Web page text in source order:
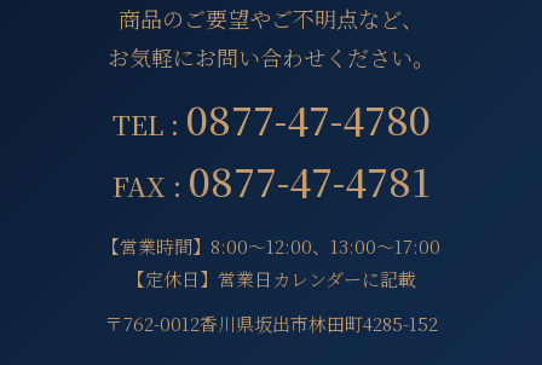
商品のご要望やご不明点など、
お気軽にお問い合わせください。
TEL : 0877-47-4780
FAX : 0877-47-4781
【営業時間】8:00～12:00、13:00～17:00
【定休日】営業日カレンダーに記載
〒762-0012香川県坂出市林田町4285-152